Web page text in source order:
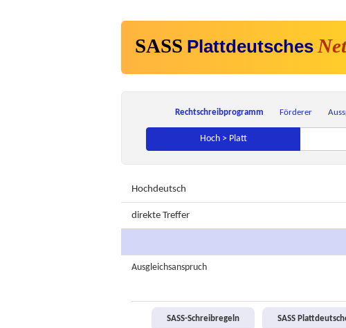
SASS Plattdeutsches
Rechtschreibprogramm Förderer
Hoch > Platt
Hochdeutsch
direkte Treffer
Ausgleichsanspruch
SASS-Schreibregeln SASS